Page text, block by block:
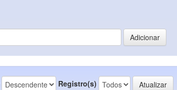
Registro(s)